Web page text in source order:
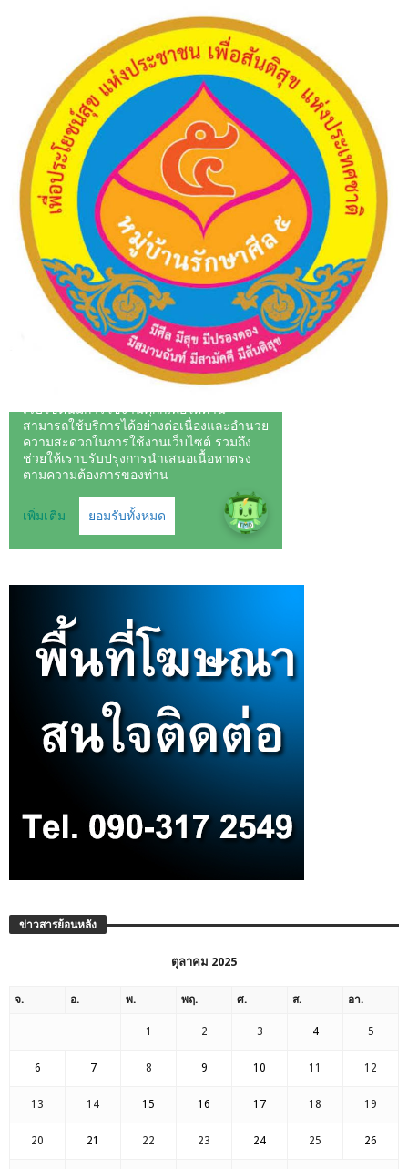
ข่าวสารย้อนหลัง
ตุลาคม 2025
จ. อ. พ. พฤ. ศ. ส. อา.
1 2 3 4 5
6 7 8 9 10 11 12
13 14 15 16 17 18 19
20 21 22 23 24 25 26